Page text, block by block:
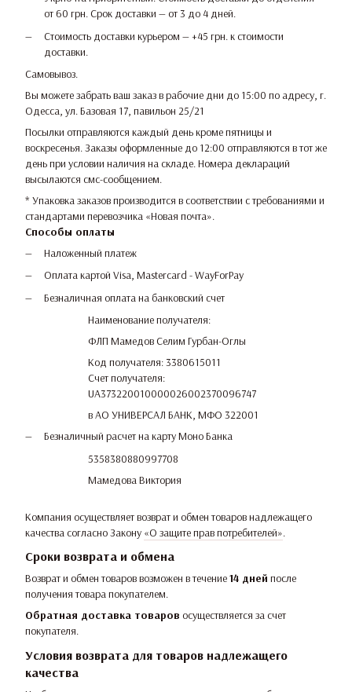
от 60 грн. Срок доставки — от 3 до 4 дней.
Стоимость доставки курьером — +45 грн. к стоимости
доставки.
Самовывоз.
Вы можете забрать ваш заказ в рабочие дни до 15:00 по адресу, г.
Одесса, ул. Базовая 17, павильон 25/21
Посылки отправляются каждый день кроме пятницы и
воскресенья. Заказы оформленные до 12:00 отправляются в тот же
день при условии наличия на складе. Номера деклараций
высылаются смс-сообщением.
* Упаковка заказов производится в соответствии с требованиями и
стандартами перевозчика «Новая почта».
Способы оплаты
Наложенный платеж
Оплата картой Visa, Mastercard - WayForPay
Безналичная оплата на банковский счет
Наименование получателя:
ФЛП Мамедов Селим Гурбан-Оглы
Код получателя: 3380615011
Счет получателя:
UA373220010000026002370096747
в АО УНИВЕРСАЛ БАНК, МФО 322001
Безналичный расчет на карту Моно Банка
5358380880997708
Мамедова Виктория
Компания осуществляет возврат и обмен товаров надлежащего
качества согласно Закону «О защите прав потребителей».
Сроки возврата и обмена
Возврат и обмен товаров возможен в течение14 дней после
получения товара покупателем.
Обратная доставка товаров осуществляется за счет
покупателя.
Условия возврата для товаров надлежащего
качества